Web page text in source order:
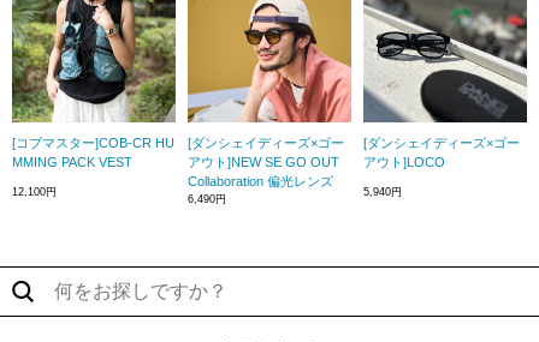
[コブマスター]COB-CR HU
MMING PACK VEST
12,100円
[ダンシェイディーズ×ゴー
アウト]NEW SE GO OUT
Collaboration 偏光レンズ
6,490円
[ダンシェイディーズ×ゴー
アウト]LOCO
5,940円